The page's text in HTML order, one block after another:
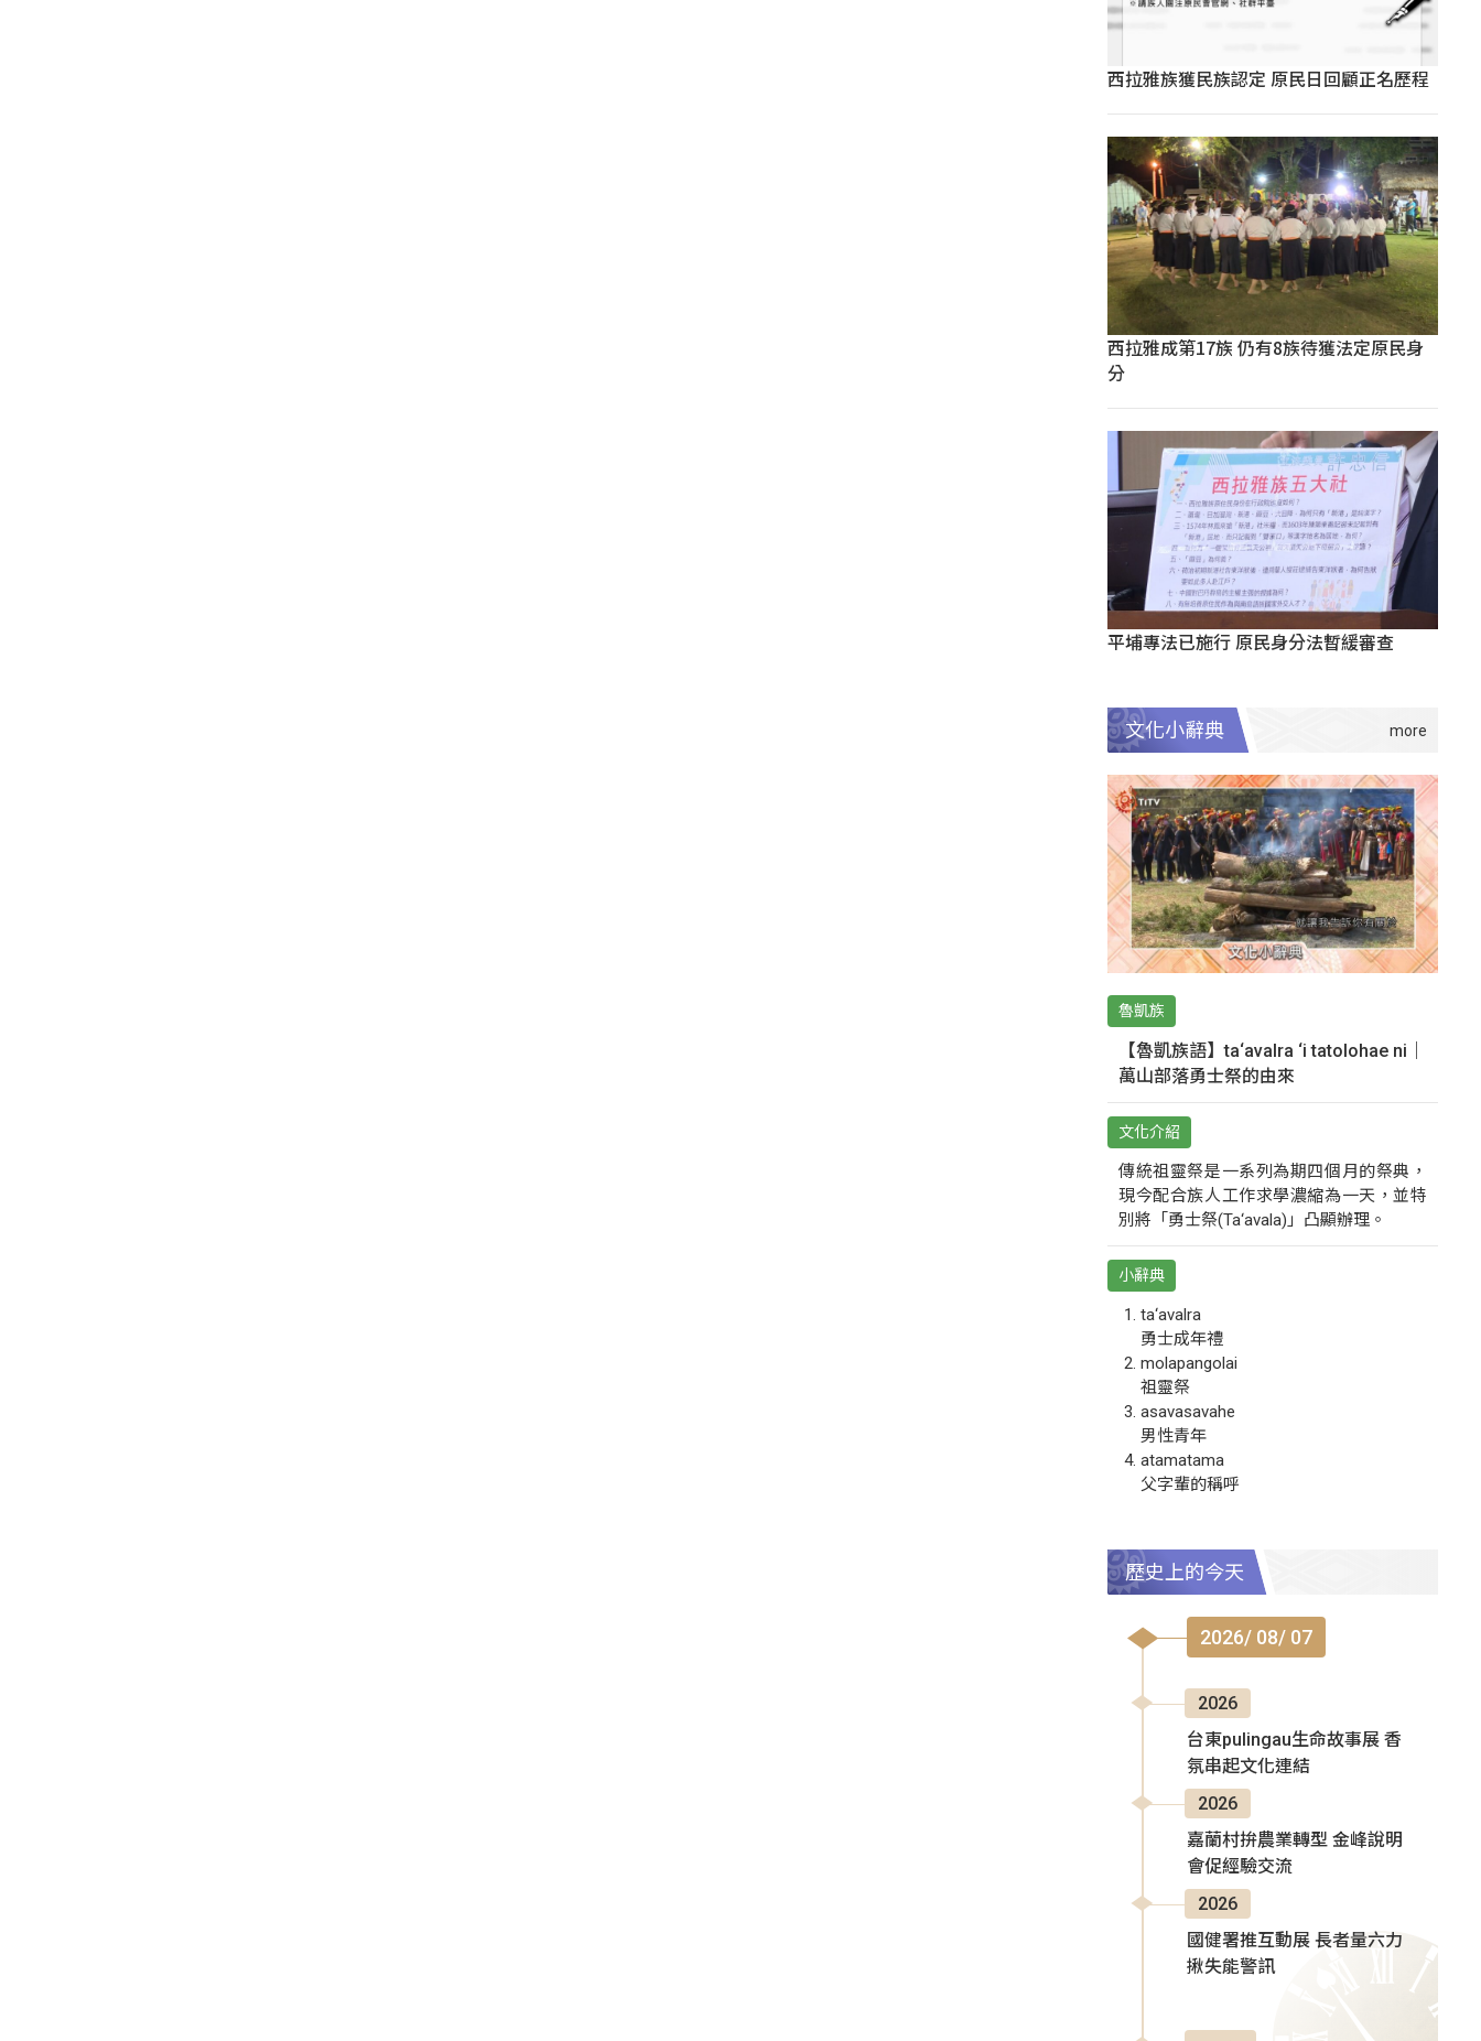
西拉雅族獲民族認定 原民日回顧正名歷程
西拉雅成第17族 仍有8族待獲法定原民身
分
平埔專法已施行 原民身分法暫緩審查
文化小辭典
魯凱族
【魯凱族語】ta‘avalra ‘i tatolohae ni｜
萬山部落勇士祭的由來
文化介紹
傳統祖靈祭是一系列為期四個月的祭典，
現今配合族人工作求學濃縮為一天，並特
別將「勇士祭(Ta‘avala)」凸顯辦理。
小辭典
ta‘avalra
勇士成年禮
molapangolai
祖靈祭
asavasavahe
男性青年
atamatama
父字輩的稱呼
歷史上的今天
2026/ 08/ 07
2026
台東pulingau生命故事展 香
氛串起文化連結
2026
嘉蘭村拚農業轉型 金峰說明
會促經驗交流
2026
國健署推互動展 長者量六力
揪失能警訊